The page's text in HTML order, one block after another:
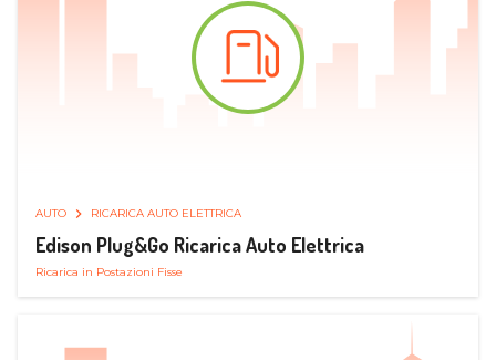
AUTO RICARICA AUTO ELETTRICA
Edison Plug&Go Ricarica Auto Elettrica
Ricarica in Postazioni Fisse